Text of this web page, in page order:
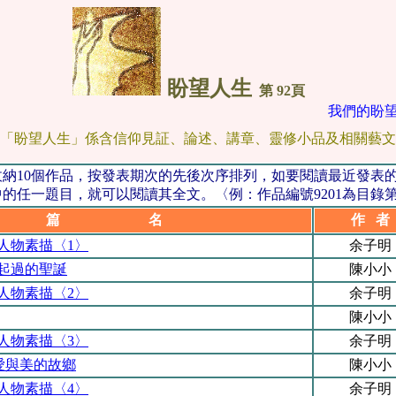
盼望人生 第 92頁
我們的盼
盼望人生」係含信仰見証、論述、講章、靈修小品及相關藝
10個作品，按發表期次的先後次序排列，如要閱讀最近發表
任一題目，就可以閱讀其全文。〈例：作品編號9201為目錄
篇 名
作 者
物素描〈1〉
余子明
過的聖誕
陳小小
物素描〈2〉
余子明
陳小小
物素描〈3〉
余子明
與美的故鄉
陳小小
物素描〈4〉
余子明